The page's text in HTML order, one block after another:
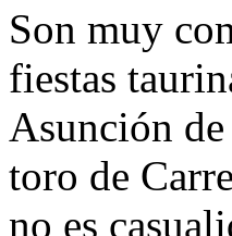
Son muy
fiestas
Asunción
toro de
no es